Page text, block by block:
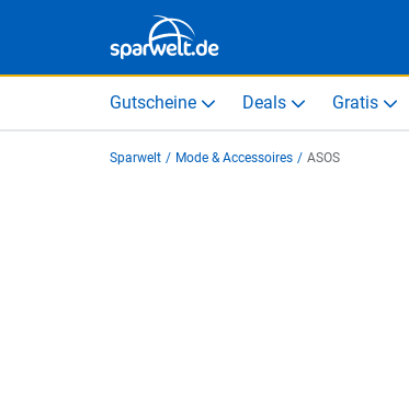
Gutscheine Deals Gratis
Sparwelt / Mode & Accessoires / ASOS